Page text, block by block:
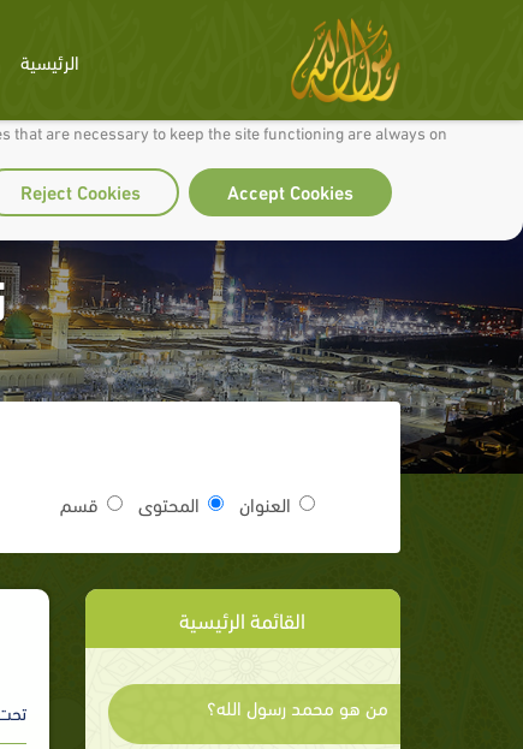
make our site work well for you and so we can continually improve it.
that are necessary to keep the site functioning are always on
Accept Cookies
Reject Cookies
الرئيسية
العنوان المحتوى قسم
القائمة الرئيسية
من هو محمد رسول الله؟